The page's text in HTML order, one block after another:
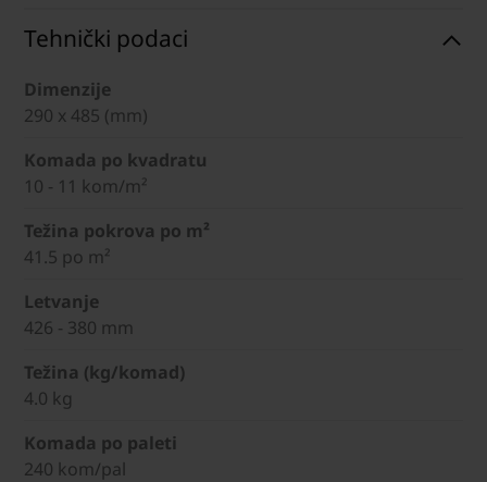
Tehnički podaci
Dimenzije
290 x 485 (mm)
Komada po kvadratu
10 - 11 kom/m²
Težina pokrova po m²
41.5 po m²
Letvanje
426 - 380 mm
Težina (kg/komad)
4.0 kg
Komada po paleti
240 kom/pal